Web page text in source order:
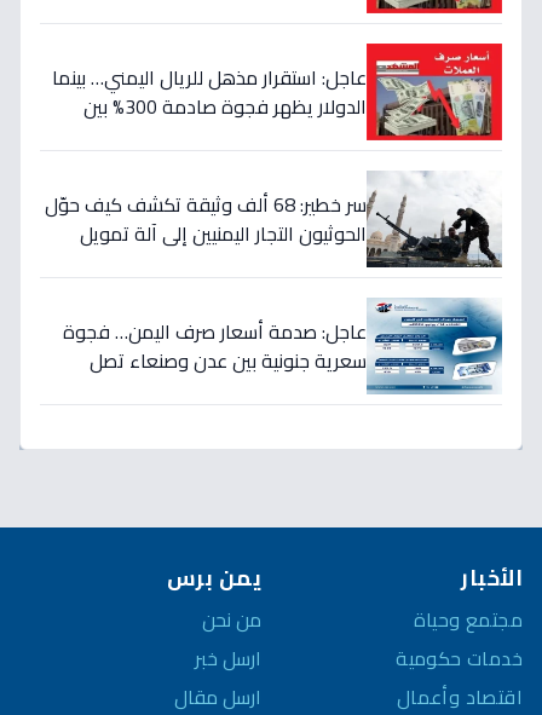
عاجل: استقرار مذهل للريال اليمني… بينما
الدولار يظهر فجوة صادمة 300% بين
سر خطير: 68 ألف وثيقة تكشف كيف حوّل
الحوثيون التجار اليمنيين إلى آلة تمويل
عاجل: صدمة أسعار صرف اليمن… فجوة
سعرية جنونية بين عدن وصنعاء تصل
الأخبار
مجتمع وحياة
خدمات حكومية
اقتصاد وأعمال
يمن برس
من نحن
ارسل خبر
ارسل مقال